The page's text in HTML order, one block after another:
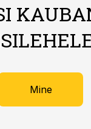
Mine